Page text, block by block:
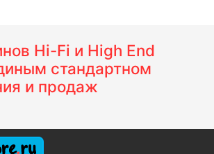
Hi-Fi и High End
стандартном
и продаж